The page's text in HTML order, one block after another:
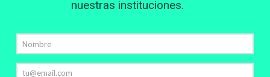
nuestras instituciones.